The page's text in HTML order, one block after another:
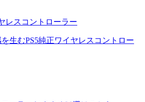
レスコントローラー
生むPS5純正ワイヤレスコントロー